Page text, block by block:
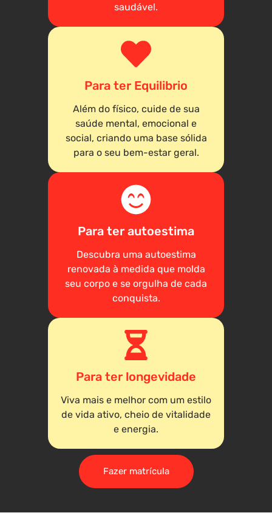
saudável.
Para ter Equilibrio
Além do físico, cuide de sua
saúde mental, emocional e
social, criando uma base sólida
para o seu bem-estar geral.
Para ter autoestima
Descubra uma autoestima
renovada à medida que molda
seu corpo e se orgulha de cada
conquista.
Para ter longevidade
Viva mais e melhor com um estilo
de vida ativo, cheio de vitalidade
e energia.
Fazer matrícula